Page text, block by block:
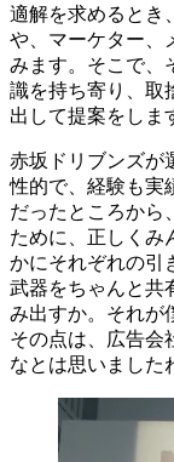
適解を求めるとき
や、マーケター、
みます。そこで、
識を持ち寄り、取
出して提案をしま
赤坂ドリブンズが
性的で、経験も実
だったところから
ために、正しくみ
かにそれぞれの引
武器をちゃんと共
み出すか。それが
その点は、広告会
なとは思いました